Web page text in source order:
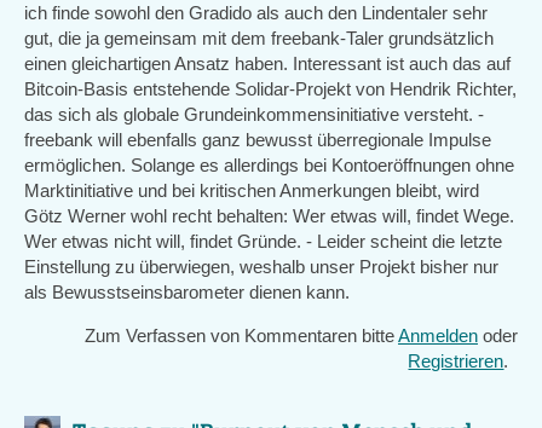
ich finde sowohl den Gradido als auch den Lindentaler sehr
gut, die ja gemeinsam mit dem freebank-Taler grundsätzlich
einen gleichartigen Ansatz haben. Interessant ist auch das auf
Bitcoin-Basis entstehende Solidar-Projekt von Hendrik Richter,
das sich als globale Grundeinkommensinitiative versteht. -
freebank will ebenfalls ganz bewusst überregionale Impulse
ermöglichen. Solange es allerdings bei Kontoeröffnungen ohne
Marktinitiative und bei kritischen Anmerkungen bleibt, wird
Götz Werner wohl recht behalten: Wer etwas will, findet Wege.
Wer etwas nicht will, findet Gründe. - Leider scheint die letzte
Einstellung zu überwiegen, weshalb unser Projekt bisher nur
als Bewusstseinsbarometer dienen kann.
Zum Verfassen von Kommentaren bitteAnmelden oder
Registrieren.